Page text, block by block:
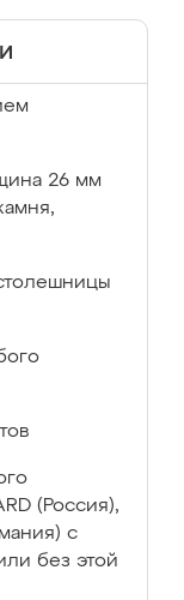
26 мм
(Россия),
с
без этой